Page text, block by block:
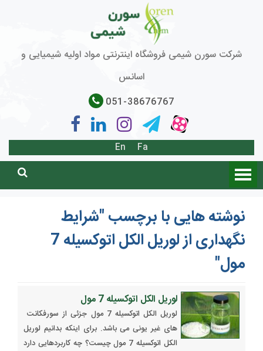
شرکت سورن شیمی فروشگاه اینترنتی مواد اولیه شیمیایی و
اسانس
051-38676767
Fa
En
نوشته هایی با برچسب "شرایط
نگهداری از لوریل الکل اتوکسیله 7
مول"
لوریل الکل اتوکسیله 7 مول
لوریل الکل اتوکسیله 7 مول جزئی از سورفکانت
های غیر یونی می باشد. برای اینکه بدانیم لوریل
الکل اتوکسیله 7 مول چیست؟ چه کاربردهایی دارد